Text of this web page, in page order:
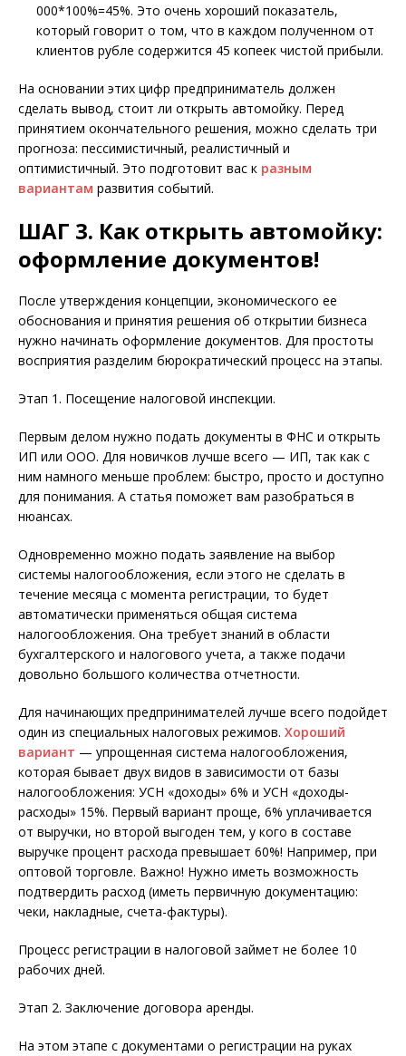
000*100%=45%. Это очень хороший показатель,
который говорит о том, что в каждом полученном от
клиентов рубле содержится 45 копеек чистой прибыли.
На основании этих цифр предприниматель должен
сделать вывод, стоит ли открыть автомойку. Перед
принятием окончательного решения, можно сделать три
прогноза: пессимистичный, реалистичный и
оптимистичный. Это подготовит вас к разным
вариантам развития событий.
ШАГ 3. Как открыть автомойку:
оформление документов!
После утверждения концепции, экономического ее
обоснования и принятия решения об открытии бизнеса
нужно начинать оформление документов. Для простоты
восприятия разделим бюрократический процесс на этапы.
Этап 1. Посещение налоговой инспекции.
Первым делом нужно подать документы в ФНС и открыть
ИП или ООО. Для новичков лучше всего — ИП, так как с
ним намного меньше проблем: быстро, просто и доступно
для понимания. А статья поможет вам разобраться в
нюансах.
Одновременно можно подать заявление на выбор
системы налогообложения, если этого не сделать в
течение месяца с момента регистрации, то будет
автоматически применяться общая система
налогообложения. Она требует знаний в области
бухгалтерского и налогового учета, а также подачи
довольно большого количества отчетности.
Для начинающих предпринимателей лучше всего подойдет
один из специальных налоговых режимов. Хороший
вариант — упрощенная система налогообложения,
которая бывает двух видов в зависимости от базы
налогообложения: УСН «доходы» 6% и УСН «доходы-
расходы» 15%. Первый вариант проще, 6% уплачивается
от выручки, но второй выгоден тем, у кого в составе
выручке процент расхода превышает 60%! Например, при
оптовой торговле. Важно! Нужно иметь возможность
подтвердить расход (иметь первичную документацию:
чеки, накладные, счета-фактуры).
Процесс регистрации в налоговой займет не более 10
рабочих дней.
Этап 2. Заключение договора аренды.
На этом этапе с документами о регистрации на руках